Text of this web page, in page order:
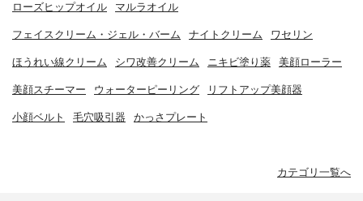
ローズヒップオイル マルラオイル
フェイスクリーム・ジェル・バーム ナイトクリーム ワセリン
ほうれい線クリーム シワ改善クリーム ニキビ塗り薬 美顔ローラー
美顔スチーマー ウォーターピーリング リフトアップ美顔器
小顔ベルト 毛穴吸引器 かっさプレート
カテゴリ一覧へ